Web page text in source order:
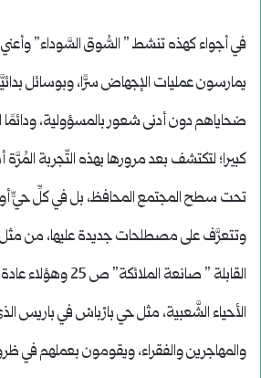
في أجواء كهذه تنشط ” السُّوق السَّوداء” وأعني
يمارسون عمليات الإجهاض سرًّا، وبوسائل
ضحاياهم دون أدنى شعور بالمسؤولية، ودائمًا
كبيرا؛ لتكتشف بعد مرورها بهذه التّجربة
تحت سطح المجتمع المحافظ، بل في كلِّ حيٍّ أو
وتتعرَّف على مصطلحات جديدة عليها، من
القابلة ” صانعة
الأحياء الشَّعبية، مثل حي بارْباسْ في باريس
والمهاجرين والفقراء، ويقومون بعملهم في